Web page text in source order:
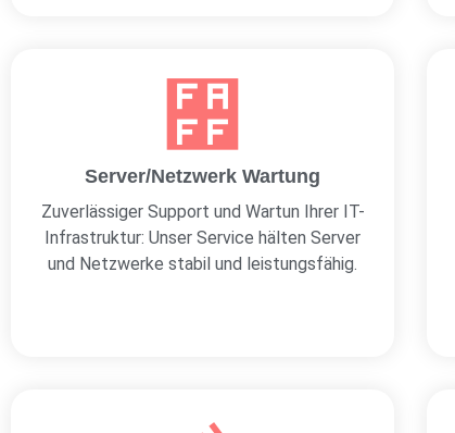
Server/Netzwerk Wartung
Zuverlässiger Support und Wartun Ihrer IT-
Infrastruktur: Unser Service hälten Server
und Netzwerke stabil und leistungsfähig.